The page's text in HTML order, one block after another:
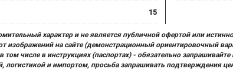
15
характер и не является публичной офертой или
изображений на сайте (демонстрационный ориентировочный
том числе в инструкциях (паспортах) - обязательно
логистикой и импортом, просьба запрашивать подтверждения